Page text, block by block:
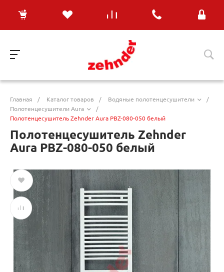
Главная / Каталог товаров / Водяные полотенцесушители
/
Полотенцесушители Aura
/
Полотенцесушитель Zehnder Aura PBZ-080-050 белый
Полотенцесушитель Zehnder
Aura PBZ-080-050 белый